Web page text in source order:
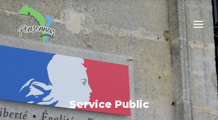
Service Public